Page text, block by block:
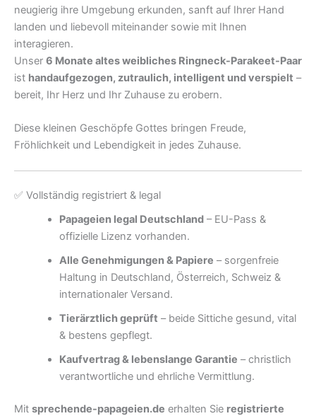
neugierig ihre Umgebung erkunden, sanft auf Ihrer Hand
landen und liebevoll miteinander sowie mit Ihnen
interagieren.
Unser 6 Monate altes weibliches Ringneck-Parakeet-Paar
ist handaufgezogen, zutraulich, intelligent und verspielt –
bereit, Ihr Herz und Ihr Zuhause zu erobern.
Diese kleinen Geschöpfe Gottes bringen Freude,
Fröhlichkeit und Lebendigkeit in jedes Zuhause.
✅ Vollständig registriert & legal
Papageien legal Deutschland– EU-Pass &
offizielle Lizenz vorhanden.
Alle Genehmigungen & Papiere – sorgenfreie
Haltung in Deutschland, Österreich, Schweiz &
internationaler Versand.
Tierärztlich geprüft – beide Sittiche gesund, vital
& bestens gepflegt.
Kaufvertrag & lebenslange Garantie – christlich
verantwortliche und ehrliche Vermittlung.
Mit sprechende-papageien.de erhalten Sie registrierte